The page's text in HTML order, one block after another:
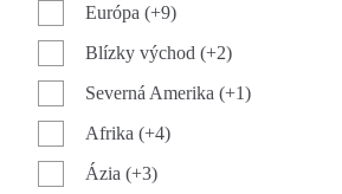
Európa (+9)
Blízky východ (+2)
Severná Amerika (+1)
Afrika (+4)
Ázia (+3)